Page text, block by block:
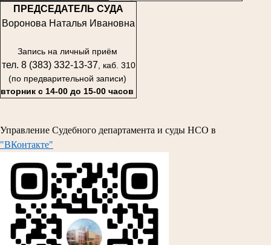
ПРЕДСЕДАТЕЛЬ СУДА
Воронова Наталья Ивановна
Запись на личный приём
тел. 8 (383) 332-13-37 , каб. 310
(по предварительной записи)
вторник с 14-00 до 15-00 часов
Управление Судебного департамента и суды НСО в
"ВКонтакте"